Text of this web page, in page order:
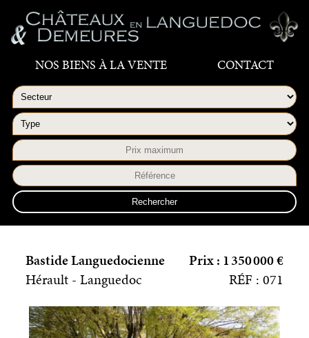
NOS BIENS À LA VENTE CONTACT
Bastide Languedocienne
Prix : 1 350 000 €
Hérault - Languedoc
RÉF : 071